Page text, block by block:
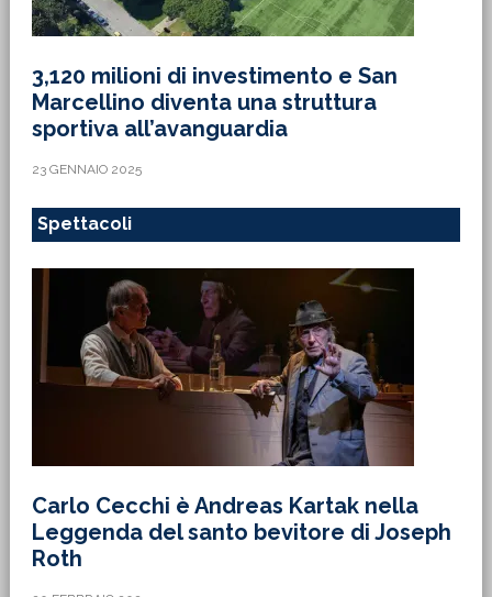
3,120 milioni di investimento e San
Marcellino diventa una struttura
sportiva all’avanguardia
23 GENNAIO 2025
Spettacoli
Carlo Cecchi è Andreas Kartak nella
Leggenda del santo bevitore di Joseph
Roth